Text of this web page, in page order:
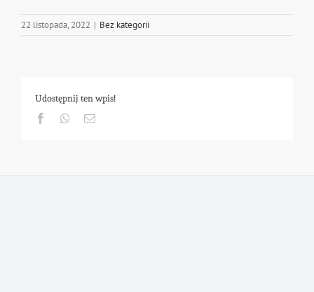
22 listopada, 2022 | Bez kategorii
Udostępnij ten wpis!
FacebookWhatsapp
Email